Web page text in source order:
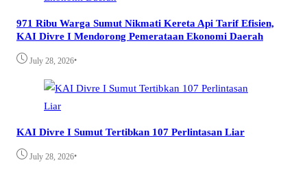
971 Ribu Warga Sumut Nikmati Kereta Api Tarif Efisien,
KAI Divre I Mendorong Pemerataan Ekonomi Daerah
July 28, 2026•
KAI Divre I Sumut Tertibkan 107 Perlintasan Liar
July 28, 2026•